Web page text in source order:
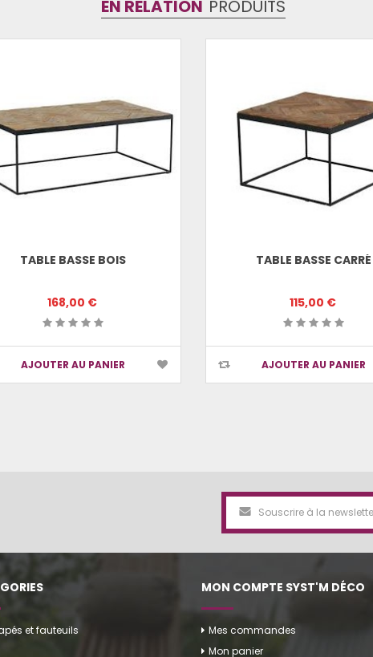
EN RELATION PRODUITS
TABLE BASSE BOIS
168,00 €
AJOUTER AU PANIER
TABLE BASSE CARRÉ
115,00 €
AJOUTER AU PANIER
et fauteuils
MON COMPTE SYST'M DÉCO
Mes commandes
Mon panier